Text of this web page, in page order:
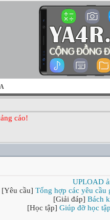
cáo!
UPLOAD
[Yêu cầu] Tổng hợp các yêu cầu
[Giải đáp] Bách
[Học tập] Giúp đỡ học